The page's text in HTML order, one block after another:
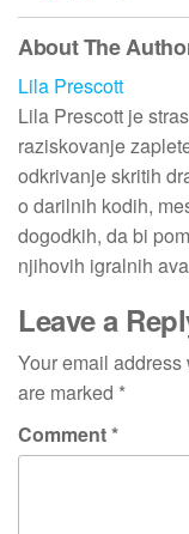
About The
Lila Prescott
Lila Prescott je
raziskovanje
odkrivanje skritih
o darilnih kodih,
dogodkih, da bi
njihovih igralnih
Leave a
Your email
are marked *
Comment*